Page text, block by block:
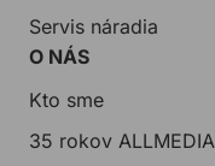
Servis náradia
O NÁS
Kto sme
35 rokov ALLMEDIA